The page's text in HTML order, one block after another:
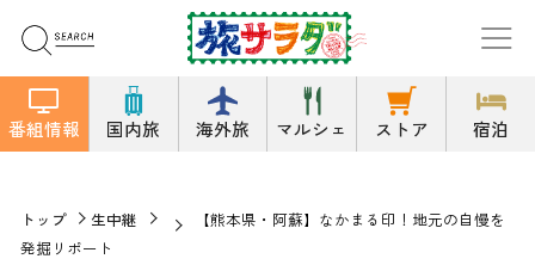
番組情報 国内旅 海外旅 マルシェ ストア 宿泊
トップ 生中継
【熊本県・阿蘇】なかまる印！地元の自慢を
発掘リポート